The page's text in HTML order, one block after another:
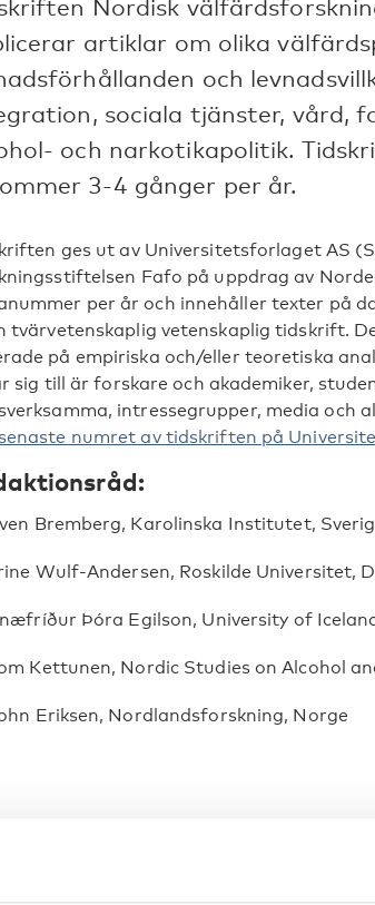
Nordisk
artiklar om olika
och
sociala tjänster, vård,
och narkotikapolitik.
3-4 gånger per år.
ges ut av Universitetsforlaget AS
Fafo på uppdrag av
per år och innehåller texter på
tvärvetenskaplig vetenskaplig tidskrift.
på empiriska och/eller teoretiska
sig till är forskare och akademiker,
intressegrupper, media och
numret av tidskriften på
Bremberg, Karolinska Institutet,
Wulf-Andersen, Roskilde Universitet,
Þóra Egilson, University of
Kettunen, Nordic Studies on Alcohol
Eriksen, Nordlandsforskning, Norge